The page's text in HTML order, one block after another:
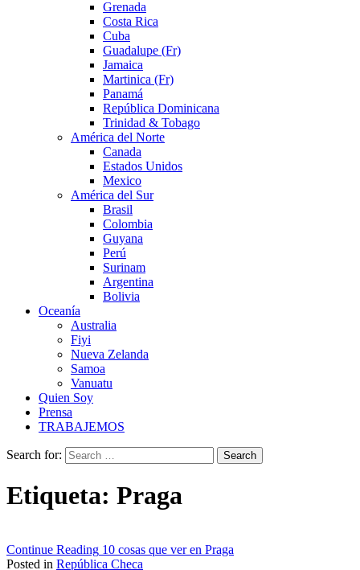
Grenada
Costa Rica
Cuba
Guadalupe (Fr)
Jamaica
Martinica (Fr)
Panamá
República Dominicana
Trinidad & Tobago
América del Norte
Canada
Estados Unidos
Mexico
América del Sur
Brasil
Colombia
Guyana
Perú
Surinam
Argentina
Bolivia
Oceanía
Australia
Fiyi
Nueva Zelanda
Samoa
Vanuatu
Quien Soy
Prensa
TRABAJEMOS
Search for:
Etiqueta: Praga
Continue Reading 10 cosas que ver en Praga
Posted in República Checa